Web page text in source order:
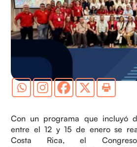
Con un programa que incluyó
entre el 12 y 15 de enero se
Costa Rica, el